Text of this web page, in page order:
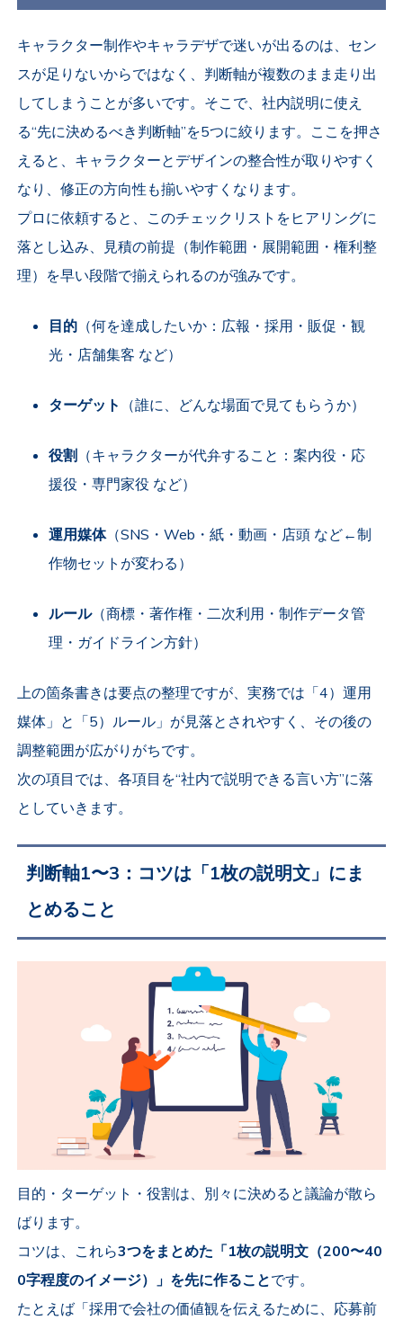
キャラクター制作やキャラデザで迷いが出るのは、セン
スが足りないからではなく、判断軸が複数のまま走り出
してしまうことが多いです。そこで、社内説明に使え
る“先に決めるべき判断軸”を5つに絞ります。ここを押さ
えると、キャラクターとデザインの整合性が取りやすく
なり、修正の方向性も揃いやすくなります。
プロに依頼すると、このチェックリストをヒアリングに
落とし込み、見積の前提（制作範囲・展開範囲・権利整
理）を早い段階で揃えられるのが強みです。
目的 （何を達成したいか：広報・採用・販促・観
光・店舗集客 など）
ターゲット （誰に、どんな場面で見てもらうか）
役割 （キャラクターが代弁すること：案内役・応
援役・専門家役 など）
運用媒体（SNS・Web・紙・動画・店頭 など←制
作物セットが変わる）
ルール（商標・著作権・二次利用・制作データ管
理・ガイドライン方針）
上の箇条書きは要点の整理ですが、実務では「4）運用
媒体」と「5）ルール」が見落とされやすく、その後の
調整範囲が広がりがちです。
次の項目では、各項目を“社内で説明できる言い方”に落
としていきます。
判断軸1〜3：コツは「1枚の説明文」にま
とめること
目的・ターゲット・役割は、別々に決めると議論が散ら
ばります。
コツは、これら3つをまとめた「1枚の説明文（200〜40
0字程度のイメージ）」を先に作ることです。
たとえば「採用で会社の価値観を伝えるために、応募前